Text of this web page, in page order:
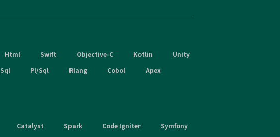
Html Swift Objective-C Kotlin
Unity
Sql Pl/Sql Rlang Cobol
Apex
Catalyst Spark Code Igniter
Symfony